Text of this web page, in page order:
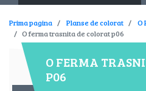
Prima pagina Planse de colorat
O
O ferma trasnita de colorat p06
O FERMA
P06